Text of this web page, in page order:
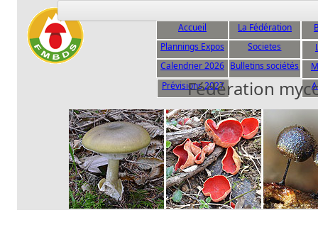
Accueil La Fédération
Plannings Expos Societes
Calendrier 2026
Prévisions 2027
Bulletins sociétés
Fédération